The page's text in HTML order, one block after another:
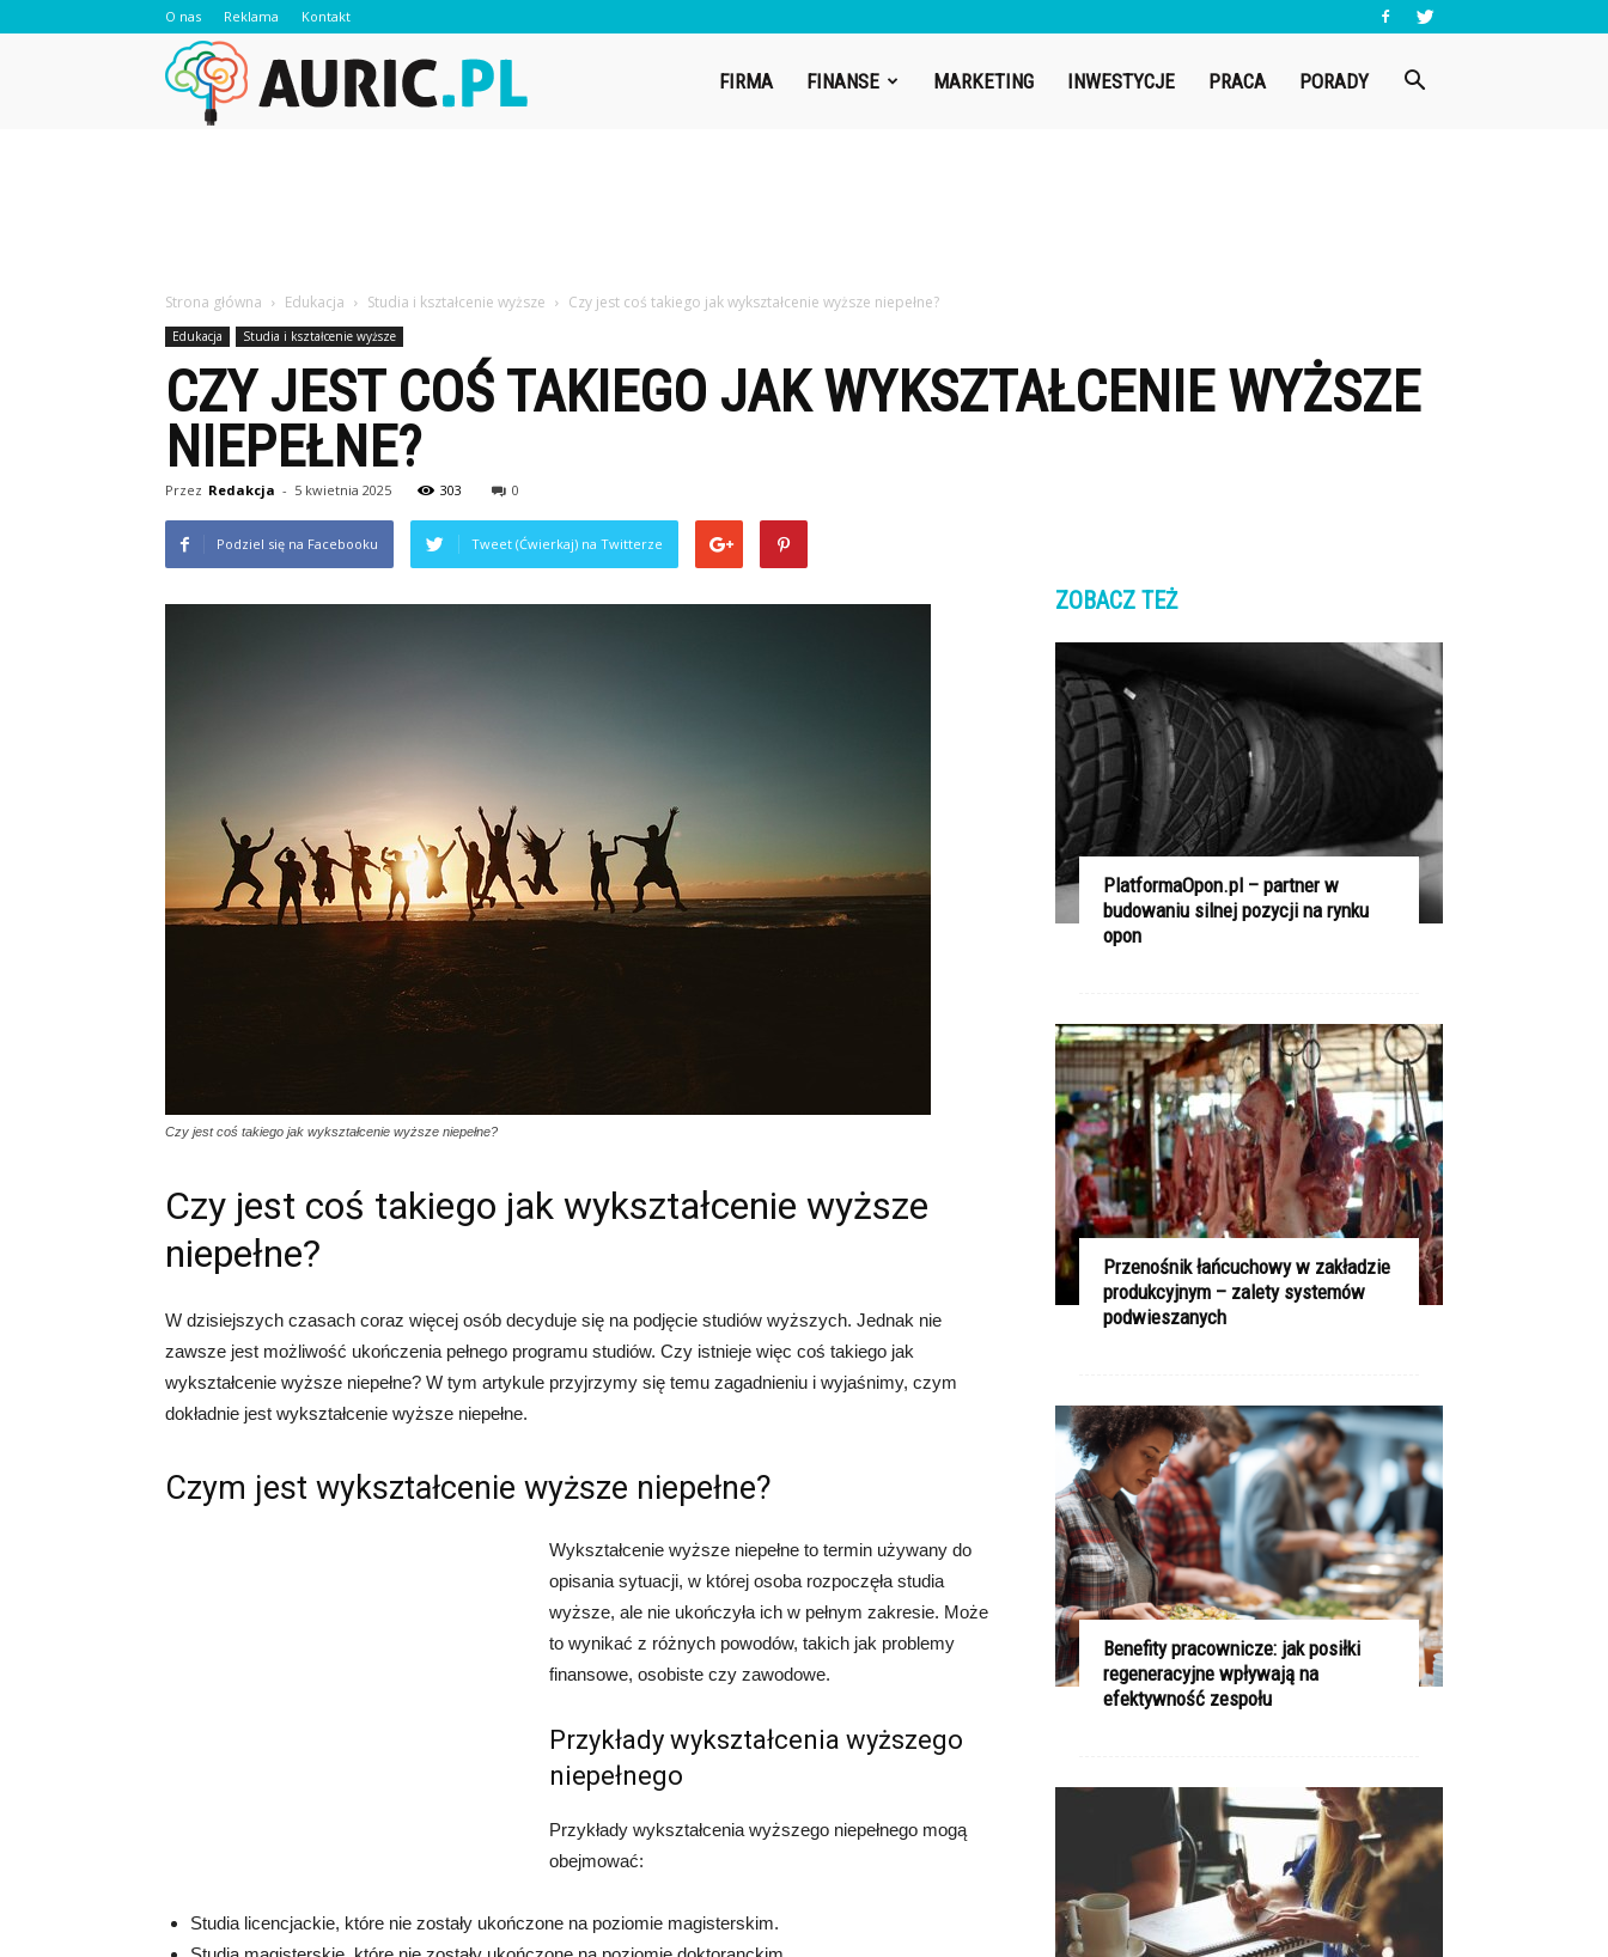
O nas Reklama Kontakt
FIRMA FINANSE MARKETING INWESTYCJE PRACA PORADY
Strona główna Edukacja Studia i kształcenie wyższe Czy jest coś takiego jak wykształcenie wyższe niepełne?
Edukacja Studia i kształcenie wyższe
CZY JEST COŚ TAKIEGO JAK WYKSZTAŁCENIE WYŻSZE
NIEPEŁNE?
Przez Redakcja - 5 kwietnia 2025 303 0
Podziel się na Facebooku Tweet (Ćwierkaj) na Twitterze
Czy jest coś takiego jak wykształcenie wyższe niepełne?
Czy jest coś takiego jak wykształcenie wyższe
niepełne?
W dzisiejszych czasach coraz więcej osób decyduje się na podjęcie studiów wyższych. Jednak nie
zawsze jest możliwość ukończenia pełnego programu studiów. Czy istnieje więc coś takiego jak
wykształcenie wyższe niepełne? W tym artykule przyjrzymy się temu zagadnieniu i wyjaśnimy, czym
dokładnie jest wykształcenie wyższe niepełne.
Czym jest wykształcenie wyższe niepełne?
Wykształcenie wyższe niepełne to termin używany do
opisania sytuacji, w której osoba rozpoczęła studia
wyższe, ale nie ukończyła ich w pełnym zakresie. Może
to wynikać z różnych powodów, takich jak problemy
finansowe, osobiste czy zawodowe.
Przykłady wykształcenia wyższego
niepełnego
Przykłady wykształcenia wyższego niepełnego mogą
obejmować:
Studia licencjackie, które nie zostały ukończone na poziomie magisterskim.
ZOBACZ TEŻ
PlatformaOpon.pl – partner w
budowaniu silnej pozycji na rynku
opon
Przenośnik łańcuchowy w zakładzie
produkcyjnym – zalety systemów
podwieszanych
Benefity pracownicze: jak posiłki
regeneracyjne wpływają na
efektywność zespołu